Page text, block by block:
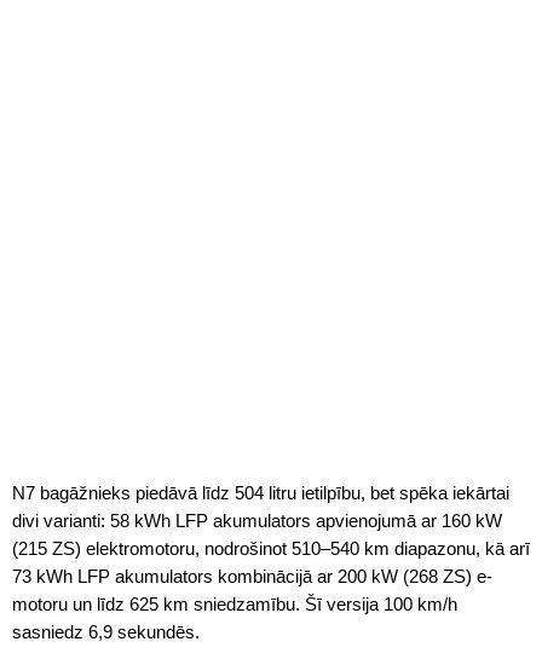
N7 bagāžnieks piedāvā līdz 504 litru ietilpību, bet spēka iekārtai
divi varianti: 58 kWh LFP akumulators apvienojumā ar 160 kW
(215 ZS) elektromotoru, nodrošinot 510–540 km diapazonu, kā arī
73 kWh LFP akumulators kombinācijā ar 200 kW (268 ZS) e-
motoru un līdz 625 km sniedzamību. Šī versija 100 km/h
sasniedz 6,9 sekundēs.